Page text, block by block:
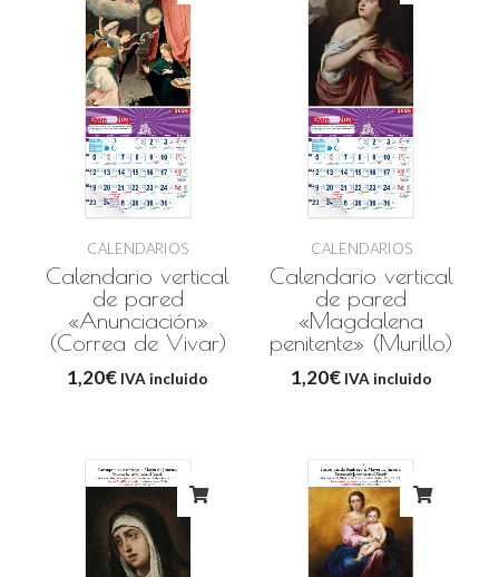
CALENDARIOS
Calendario vertical
de pared
«Anunciación»
(Correa de Vivar)
1,20€ IVA incluido
CALENDARIOS
Calendario vertical
de pared
«Magdalena
penitente» (Murillo)
1,20€ IVA incluido